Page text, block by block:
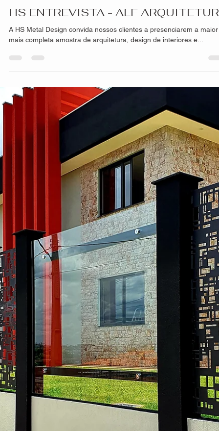
hsprecisao
10 de nov. de 2021
2 min de leitura
HS ENTREVISTA - ALF
A HS Metal Design convida nossos clientes a presenciarem a
mais completa amostra de arquitetura, design de interiores e...